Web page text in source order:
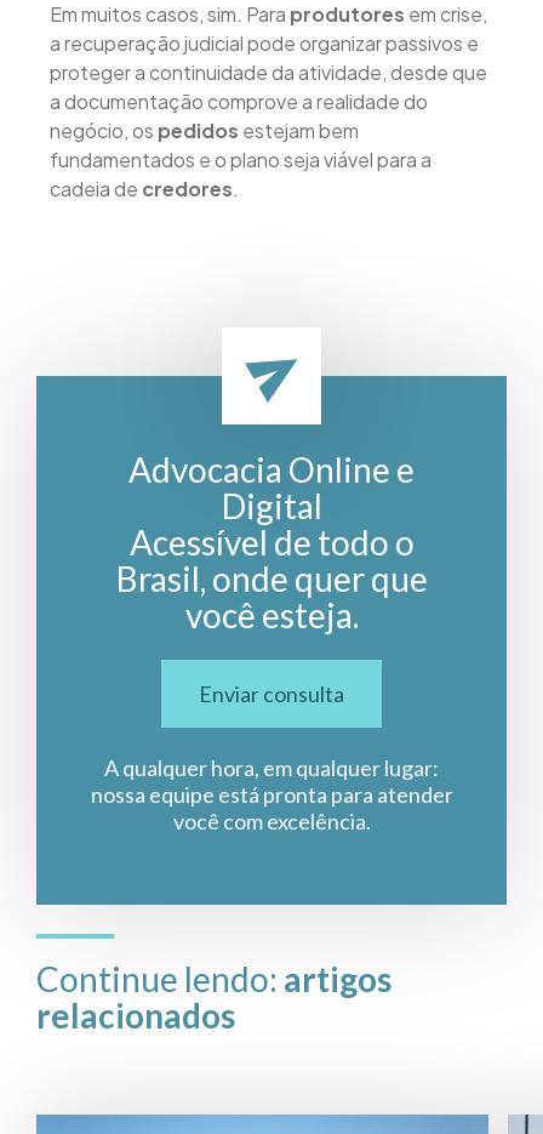
Em muitos casos, sim. Para produtores em crise,
a recuperação judicial pode organizar passivos e
proteger a continuidade da atividade, desde que
a documentação comprove a realidade do
negócio, os pedidos estejam bem
fundamentados e o plano seja viável para a
cadeia de credores.
Advocacia Online e
Digital
Acessível de todo o
Brasil, onde quer que
você esteja.
Enviar consulta
A qualquer hora, em qualquer lugar:
nossa equipe está pronta para atender
você com excelência.
Continue lendo: artigos
relacionados